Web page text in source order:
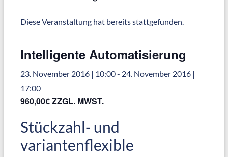
Diese Veranstaltung hat bereits stattgefunden.
Intelligente Automatisierung
23. November 2016 | 10:00- 24. November 2016 |
17:00
960,00€ ZZGL. MWST.
Stückzahl- und
variantenflexible